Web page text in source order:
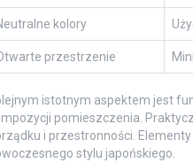
kolory
przestrzenie
istotnym aspektem jest
pomieszczenia.
i przestronności.
stylu japońskiego.